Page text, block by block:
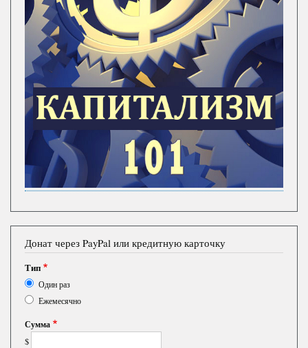
Донат через PayPal или кредитную карточку
Тип
Один раз
Ежемесячно
Сумма
$